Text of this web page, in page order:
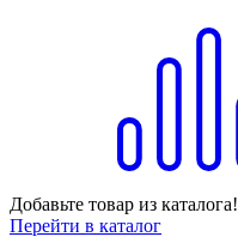
Добавьте товар из каталога!
Перейти в каталог